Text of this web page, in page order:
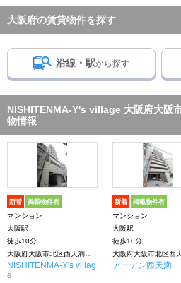
大阪府の賃貸物件を探す
沿線・駅から探す
NISHITENMA-Y's village 大阪府大阪
物情報
新着 掲載物件有
マンション
大阪駅
徒歩10分
NISHITENMA-Y's villag
e
新着 掲載物件有
マンション
大阪駅
徒歩10分
アーデン西天満